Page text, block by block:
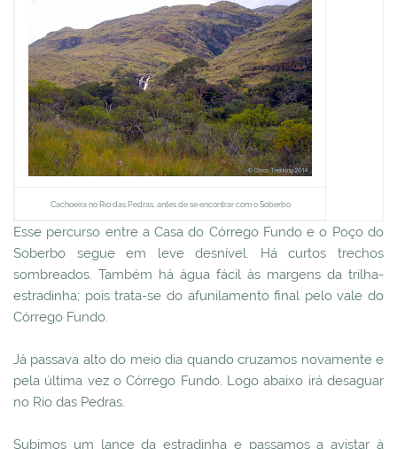
Cachoeira no Rio das Pedras, antes de se encontrar com o Soberbo
Esse percurso entre a Casa do Córrego Fundo e o Poço do
Soberbo segue em leve desnível. Há curtos trechos
sombreados. Também há água fácil às margens da trilha-
estradinha; pois trata-se do afunilamento final pelo vale do
Córrego Fundo.
Já passava alto do meio dia quando cruzamos novamente e
pela última vez o Córrego Fundo. Logo abaixo irá desaguar
no Rio das Pedras.
Subimos um lance da estradinha e passamos a avistar à